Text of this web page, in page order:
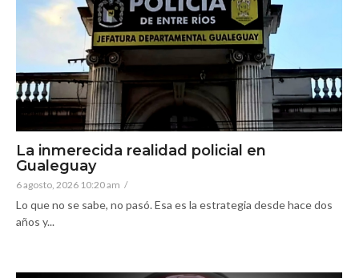
La inmerecida realidad policial en
Gualeguay
6 agosto, 2026 10:20 am /
Lo que no se sabe, no pasó. Esa es la estrategia desde hace dos
años y...